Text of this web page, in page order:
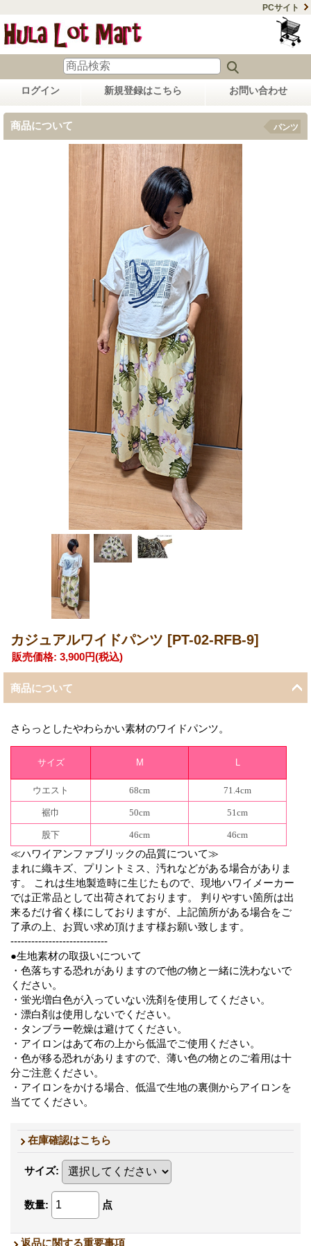
PCサイト
ログイン 新規登録はこちら お問い合わせ
商品について パンツ
カジュアルワイドパンツ [PT-02-RFB-9]
販売価格: 3,900円(税込)
商品について
さらっとしたやわらかい素材のワイドパンツ。
サイズ M L
ウエスト 68cm 71.4cm
裾巾 50cm 51cm
股下 46cm 46cm
≪ハワイアンファブリックの品質について≫
まれに織キズ、プリントミス、汚れなどがある場合がありま
す。 これは生地製造時に生じたもので、現地ハワイメーカー
では正常品として出荷されております。 判りやすい箇所は出
来るだけ省く様にしておりますが、上記箇所がある場合をご
了承の上、お買い求め頂けます様お願い致します。
----------------------------
●生地素材の取扱いについて
・色落ちする恐れがありますので他の物と一緒に洗わないで
ください。
・蛍光増白色が入っていない洗剤を使用してください。
・漂白剤は使用しないでください。
・タンブラー乾燥は避けてください。
・アイロンはあて布の上から低温でご使用ください。
・色が移る恐れがありますので、薄い色の物とのご着用は十
分ご注意ください。
・アイロンをかける場合、低温で生地の裏側からアイロンを
当ててください。
在庫確認はこちら
サイズ:
数量: 点
返品に関する重要事項